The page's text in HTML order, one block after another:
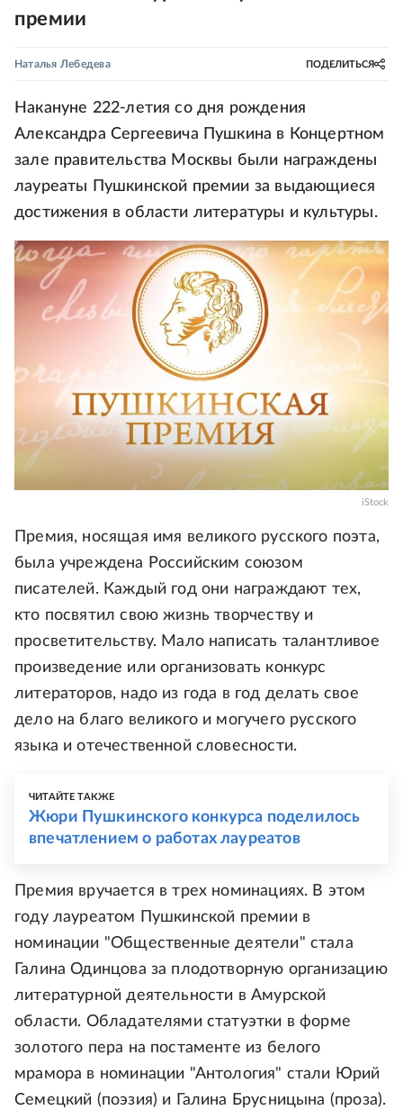
премии
Наталья Лебедева ПОДЕЛИТЬСЯ
Накануне 222-летия со дня рождения
Александра Сергеевича Пушкина в Концертном
зале правительства Москвы были награждены
лауреаты Пушкинской премии за выдающиеся
достижения в области литературы и культуры.
iStock
Премия, носящая имя великого русского поэта,
была учреждена Российским союзом
писателей. Каждый год они награждают тех,
кто посвятил свою жизнь творчеству и
просветительству. Мало написать талантливое
произведение или организовать конкурс
литераторов, надо из года в год делать свое
дело на благо великого и могучего русского
языка и отечественной словесности.
ЧИТАЙТЕ ТАКЖЕ
Жюри Пушкинского конкурса поделилось
впечатлением о работах лауреатов
Премия вручается в трех номинациях. В этом
году лауреатом Пушкинской премии в
номинации "Общественные деятели" стала
Галина Одинцова за плодотворную организацию
литературной деятельности в Амурской
области. Обладателями статуэтки в форме
золотого пера на постаменте из белого
мрамора в номинации "Антология" стали Юрий
Семецкий (поэзия) и Галина Брусницына (проза).